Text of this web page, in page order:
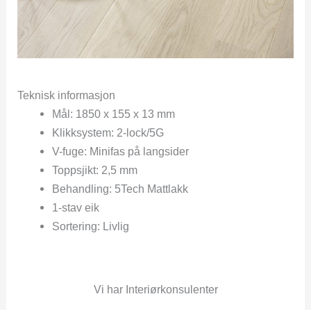
Teknisk informasjon
Mål: 1850 x 155 x 13 mm
Klikksystem: 2-lock/5G
V-fuge: Minifas på langsider
Toppsjikt: 2,5 mm
Behandling: 5Tech Mattlakk
1-stav eik
Sortering: Livlig
Vi har Interiørkonsulenter